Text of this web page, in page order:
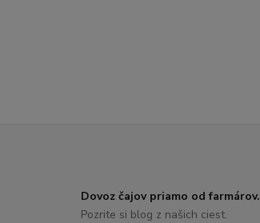
Dovoz čajov priamo od farmárov.
Pozrite si blog z našich ciest.